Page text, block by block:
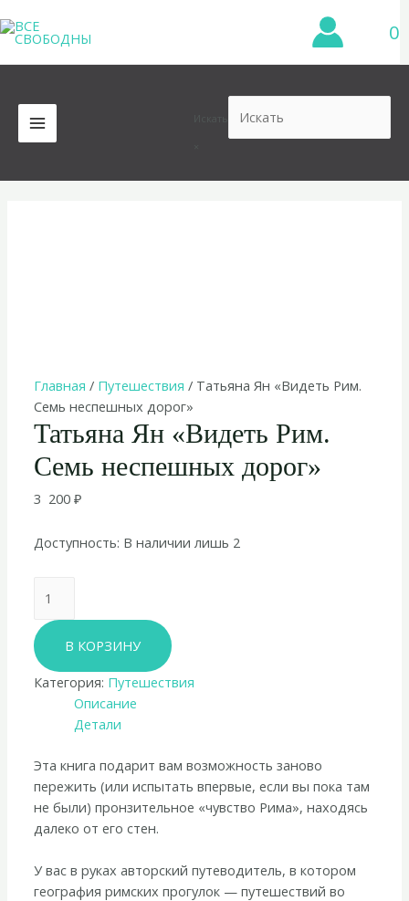
к
содержимому
0
MAIN
MENU
Главная / Путешествия / Татьяна Ян «Видеть Рим.
Семь неспешных дорог»
Татьяна Ян «Видеть Рим.
Семь неспешных дорог»
3 200₽
Доступность: В наличии лишь 2
товара
Татьяна
Ян
«Видеть
Рим.
неспешных
В КОРЗИНУ
Категория: Путешествия
Описание
Детали
Эта книга подарит вам возможность заново
пережить (или испытать впервые, если вы пока там
не были) пронзительное «чувство Рима», находясь
далеко от его стен.
У вас в руках авторский путеводитель, в котором
география римских прогулок — путешествий во